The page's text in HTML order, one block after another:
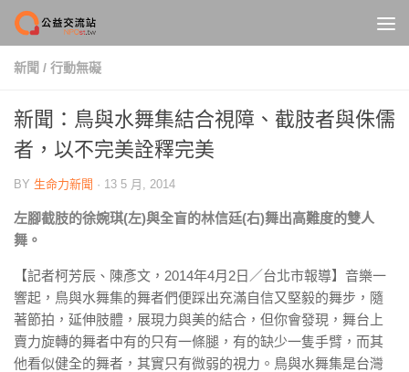
Skip to content
新聞 / 行動無礙
新聞：鳥與水舞集結合視障、截肢者與侏儒
者，以不完美詮釋完美
BY 生命力新聞 · 13 5 月, 2014
左腳截肢的徐婉琪(左)與全盲的林信廷(右)舞出高難度的雙人
舞。
【記者柯芳辰、陳彥文，2014年4月2日／台北市報導】音樂一
響起，鳥與水舞集的舞者們便踩出充滿自信又堅毅的舞步，隨
著節拍，延伸肢體，展現力與美的結合，但你會發現，舞台上
賣力旋轉的舞者中有的只有一條腿，有的缺少一隻手臂，而其
他看似健全的舞者，其實只有微弱的視力。鳥與水舞集是台灣